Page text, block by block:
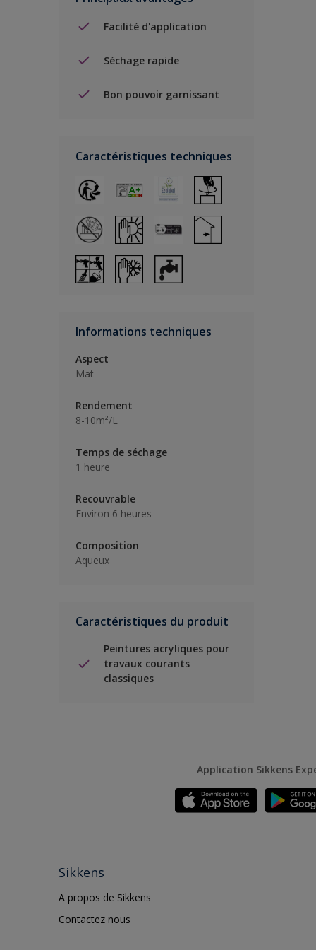
Facilité d'application
Séchage rapide
Bon pouvoir garnissant
Caractéristiques techniques
Informations techniques
Aspect
Mat
Rendement
8-10m²/L
Temps de séchage
1 heure
Recouvrable
Environ 6 heures
Composition
Aqueux
Caractéristiques du produit
Peintures acryliques pour
travaux courants
classiques
Application Sikkens
Sikkens
A propos de Sikkens
Contactez nous